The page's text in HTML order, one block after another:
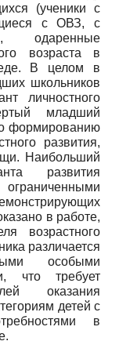
(ученики с
с ОВЗ, с
одаренные
возраста в
В целом в
школьников
личностного
младший
формированию
развития,
Наибольший
развития
в работе,
возрастного
различается
особыми
что требует
оказания
детей с
в